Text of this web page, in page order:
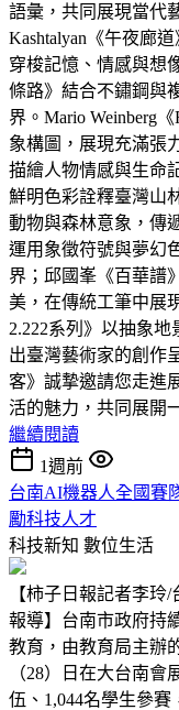
語彙，共同展現當代
Kashtalyan《午夜廊
穿梭記憶、情感與想
條路》結合不鏽鋼與
界。Mario Weinberg
象構圖，展現充滿張
描繪人物情感與生命
鮮明色彩詮釋臺灣山
動物與森林意象，傳
運用象徵符號與夢幻
界；邱國峯《百華譜
美，在傳統工筆中展
2.222系列》以抽象
出臺灣藝術家的創作
客》誠摯邀請您走進
活的魅力，共同展開
繼續閱讀
1週前
台南AI機器人全國賽
勵科技人才
科技新知 數位生活
【柿子日報記者李玲
報導】台南市政府持
教育，由教育局主辦
（28）日在大台南
伍、1,044名學生參賽